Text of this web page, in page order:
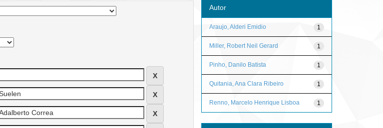
Autor
1
Araujo, Alderi Emidio
1
Miller, Robert Neil Gerard
1
Pinho, Danilo Batista
1
Quitania, Ana Clara Ribeiro
1
Renno, Marcelo Henrique Lisboa